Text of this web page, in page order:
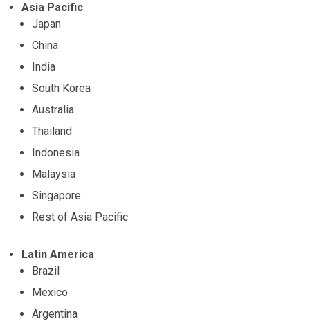
Asia Pacific
Japan
China
India
South Korea
Australia
Thailand
Indonesia
Malaysia
Singapore
Rest of Asia Pacific
Latin America
Brazil
Mexico
Argentina